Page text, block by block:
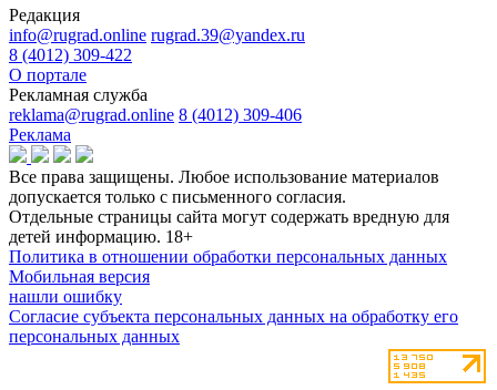
Редакция
info@rugrad.online rugrad.39@yandex.ru
8 (4012) 309-422
О портале
Рекламная служба
reklama@rugrad.online 8 (4012) 309-406
Реклама
Все права защищены. Любое использование материалов
допускается только с письменного согласия.
Отдельные страницы сайта могут содержать вредную для
детей информацию. 18+
Политика в отношении обработки персональных данных
Мобильная версия
нашли ошибку
Согласие субъекта персональных данных на обработку его
персональных данных